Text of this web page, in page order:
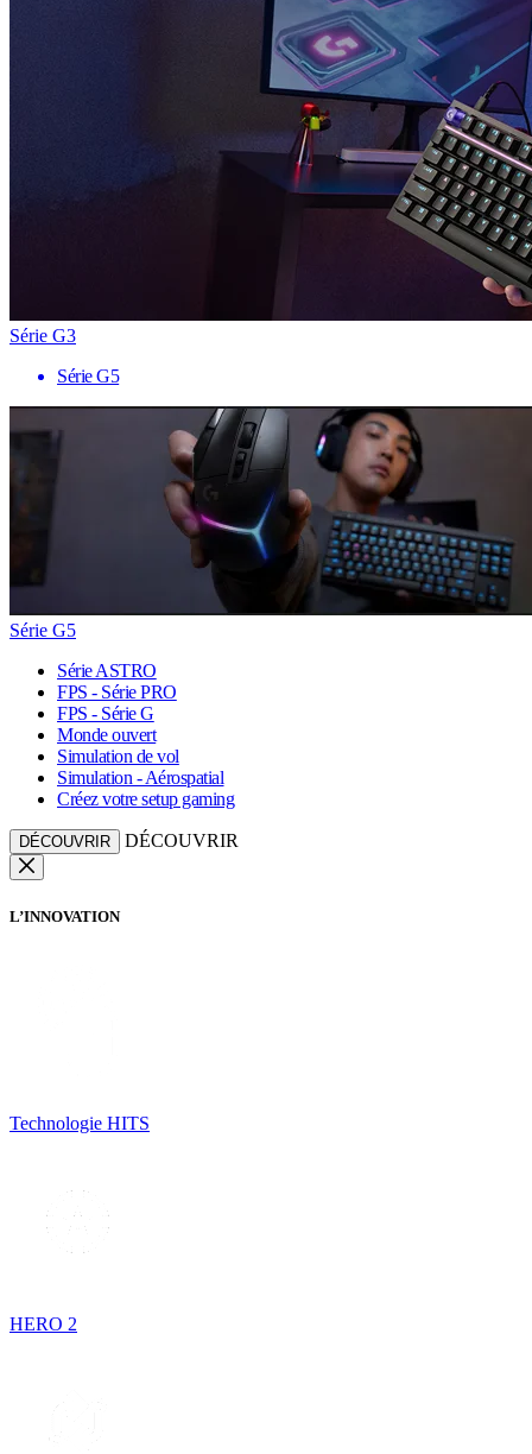
Série G3
Série G5
Série G5
Série ASTRO
FPS - Série PRO
FPS - Série G
Monde ouvert
Simulation de vol
Simulation - Aérospatial
Créez votre setup gaming
DÉCOUVRIR DÉCOUVRIR
L’INNOVATION
Technologie HITS
HERO 2